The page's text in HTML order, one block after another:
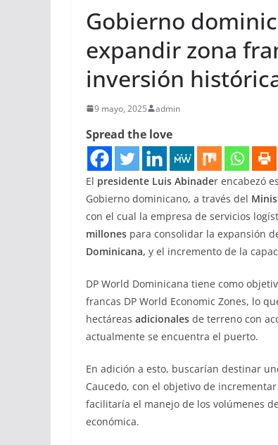
Gobierno
expandir zona
inversión
9 mayo, 2025 admin
Spread the love
El presidente Luis Abinader encabezó
Gobierno dominicano, a través del
con el cual la empresa de servicios
millones para consolidar la expansión
Dominicana, y el incremento de la
DP World Dominicana tiene como
francas DP World Economic Zones, lo
hectáreas adicionales de terreno con
actualmente se encuentra el puerto.
En adición a esto, buscarían destinar
Caucedo, con el objetivo de
facilitaría el manejo de los volúmenes
económica.